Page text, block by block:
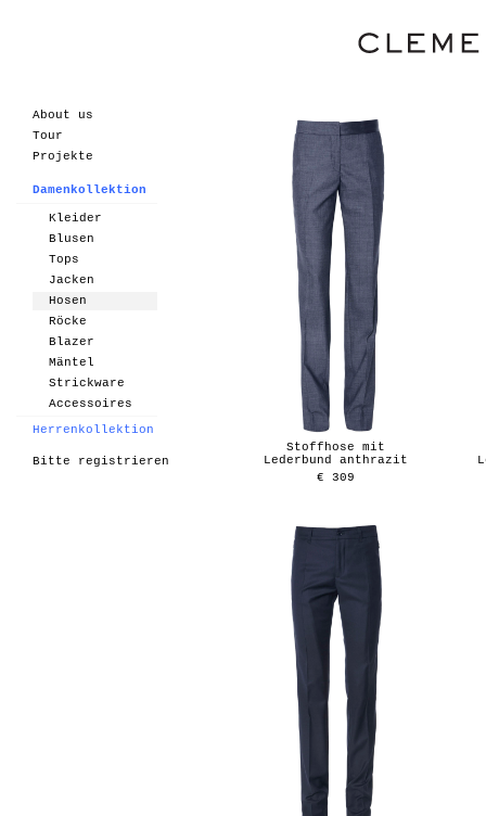
Stoffhose mit
Lederbund anthrazit
€ 309
About us
Tour
Projekte
Damenkollektion
Kleider
Blusen
Tops
Jacken
Hosen
Röcke
Blazer
Mäntel
Strickware
Accessoires
Herrenkollektion
Bitte registrieren